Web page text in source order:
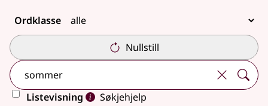
Ordklasse
Nullstill
Listevisning
Søkjehjelp